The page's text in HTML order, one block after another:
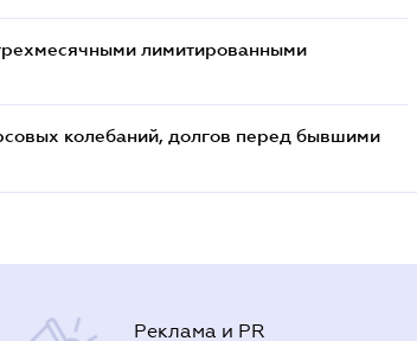
лимитированными
колебаний, долгов перед бывшими
Реклама и PR